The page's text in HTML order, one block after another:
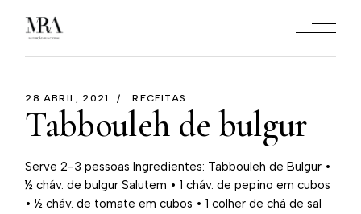
28 ABRIL, 2021 RECEITAS
Tabbouleh de bulgur
Serve 2-3 pessoas Ingredientes: Tabbouleh de Bulgur •
½ cháv. de bulgur Salutem • 1 cháv. de pepino em cubos
• ½ cháv. de tomate em cubos • 1 colher de chá de sal